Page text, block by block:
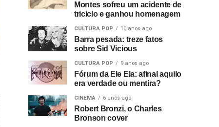
Montes sofreu um acidente de
triciclo e ganhou homenagem
CULTURA POP 10 anos ago
Barra pesada: treze fatos
sobre Sid Vicious
CULTURA POP 9 anos ago
Fórum da Ele Ela: afinal aquilo
era verdade ou mentira?
CINEMA 6 anos ago
Robert Bronzi, o Charles
Bronson cover